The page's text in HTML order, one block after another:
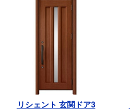
リシェント 玄関ドア3